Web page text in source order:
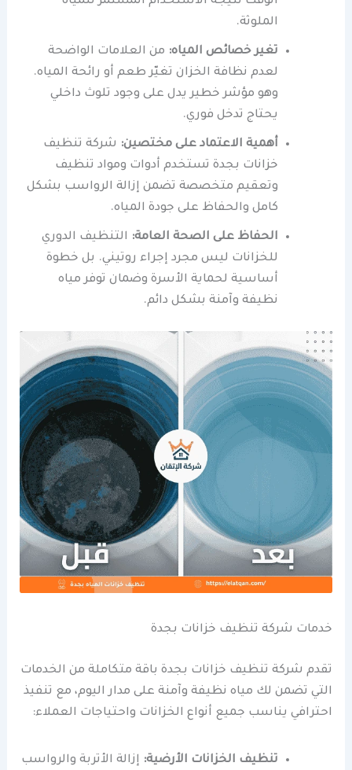
الملوثة.
تغير خصائص المياه: من العلامات الواضحة
لعدم نظافة الخزان تغيّر طعم أو رائحة المياه.
وهو مؤشر خطير يدل على وجود تلوث داخلي
يحتاج تدخل فوري.
أهمية الاعتماد على مختصين: شركة تنظيف
خزانات بجدة تستخدم أدوات ومواد تنظيف
وتعقيم متخصصة تضمن إزالة الرواسب بشكل
كامل والحفاظ على جودة المياه.
الحفاظ على الصحة العامة: التنظيف الدوري
للخزانات ليس مجرد إجراء روتيني. بل خطوة
أساسية لحماية الأسرة وضمان توفر مياه
نظيفة وآمنة بشكل دائم.
خدمات شركة تنظيف خزانات بجدة
تقدم شركة تنظيف خزانات بجدة باقة متكاملة من الخدمات
التي تضمن لك مياه نظيفة وآمنة على مدار اليوم، مع تنفيذ
احترافي يناسب جميع أنواع الخزانات واحتياجات العملاء:
تنظيف الخزانات الأرضية: إزالة الأتربة والرواسب